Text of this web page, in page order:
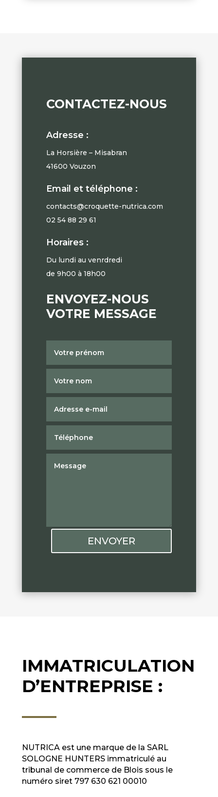
CONTACTEZ-NOUS
Adresse :
La Horsière – Misabran
41600 Vouzon
Email et téléphone :
contacts@croquette-nutrica.com
02 54 88 29 61
Horaires :
Du lundi au venrdredi
de 9h00 à 18h00
ENVOYEZ-NOUS
VOTRE MESSAGE
ENVOYER
IMMATRICULATION
D’ENTREPRISE :
NUTRICA est une marque de la SARL
SOLOGNE HUNTERS immatriculé au
tribunal de commerce de Blois sous le
numéro siret 797 630 621 00010